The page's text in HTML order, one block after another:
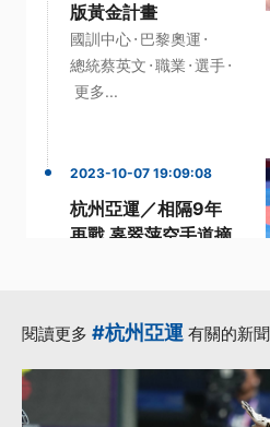
版黃金計畫
國訓中心· 巴黎奧運 ·
總統蔡英文 ·職業 ·選手·
更多...
2023-10-07 19:09:08
杭州亞運／相隔9年
再戰 辜翠萍空手道摘
亞運·更多...
閱讀更多 #杭州亞運 有關的新聞